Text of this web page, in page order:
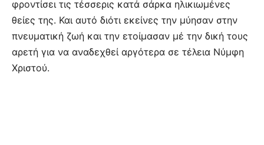
φροντίσει τις τέσσερις κατά σάρκα ηλικιωμένες
θείες της. Και αυτό διότι εκείνες την μύησαν στην
πνευματική ζωή και την ετοίμασαν μέ την δική τους
αρετή για να αναδεχθεί αργότερα σε τέλεια Νύμφη
Χριστού.